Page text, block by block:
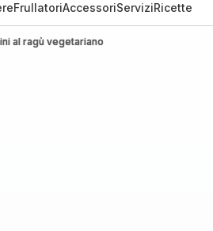
FrullatoriAccessoriServiziRicette
al ragù vegetariano